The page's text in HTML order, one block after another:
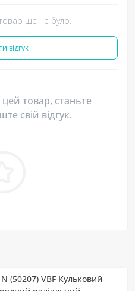
ще не було.
відгук
цей товар, станьте
свій відгук.
(50207) VBF Кульковий